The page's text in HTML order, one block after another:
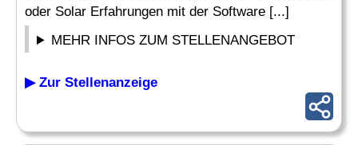
oder Solar Erfahrungen mit der Software [...]
MEHR INFOS ZUM STELLENANGEBOT
▶ Zur Stellenanzeige